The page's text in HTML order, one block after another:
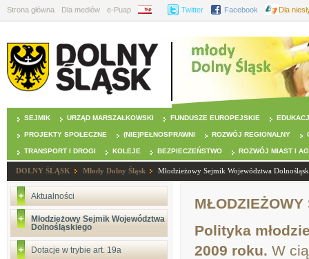
Strona główna Dla mediów e-Puap BIP Twitter Facebook Dla
SEJMIK URZĄD MARSZAŁKOWSKI FUNDUSZE EUROPEJSKIE
PROJEKTY SPOŁECZNE (NIE)PEŁNOSPRAWNI ROZWÓJ REGIONALNY
TRANSPORT I DROGI KOLEJE BEZPIECZEŃSTWO ROZWÓJ MIAST I
DOLNY ŚLĄSK Młody Dolny Śląsk Młodzieżowy Sejmik Województwa
Aktualności
Młodzieżowy Sejmik Województwa
Dolnośląskiego
Dotacje w trybie art. 19a
Polityka
2009 roku. W